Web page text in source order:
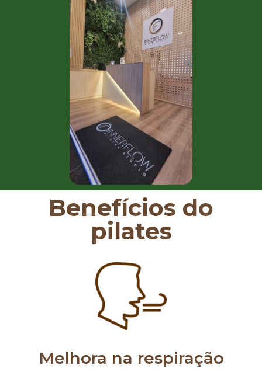
Benefícios do
pilates
Melhora na respiração